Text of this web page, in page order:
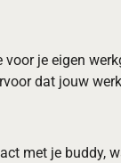
je eigen
dat jouw
met je buddy,